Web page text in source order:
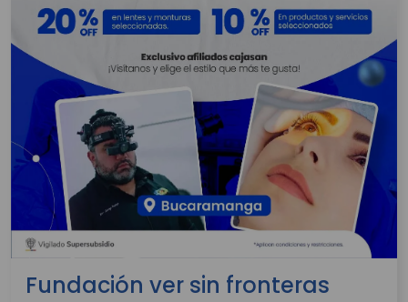
Fundación ver sin fronteras